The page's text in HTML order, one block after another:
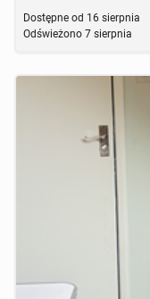
Dostępne od 16 sierpnia
Odświeżono 7 sierpnia